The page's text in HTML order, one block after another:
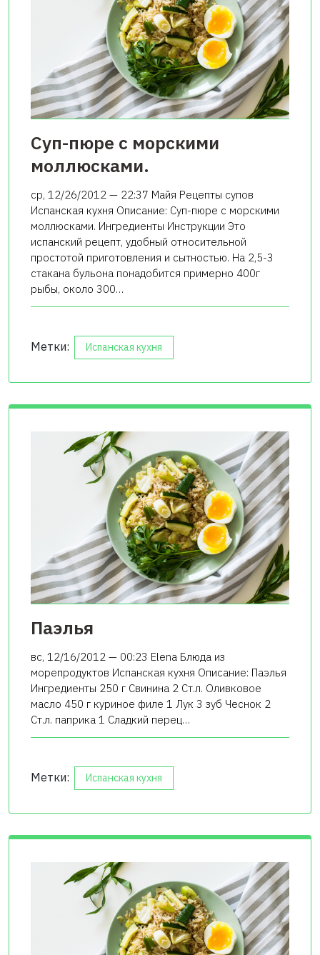
Суп-пюре с морскими
моллюсками.
ср, 12/26/2012 — 22:37 Майя Рецепты супов
Испанская кухня Описание: Суп-пюре с морскими
моллюсками. Ингредиенты Инструкции Это
испанский рецепт, удобный относительной
простотой приготовления и сытностью. На 2,5-3
стакана бульона понадобится примерно 400г
рыбы, около 300…
Метки: Испанская кухня
Паэлья
вс, 12/16/2012 — 00:23 Elena Блюда из
морепродуктов Испанская кухня Описание: Паэлья
Ингредиенты 250 г Свинина 2 Ст.л. Оливковое
масло 450 г куриное филе 1 Лук 3 зуб Чеснок 2
Ст.л. паприка 1 Сладкий перец…
Метки: Испанская кухня